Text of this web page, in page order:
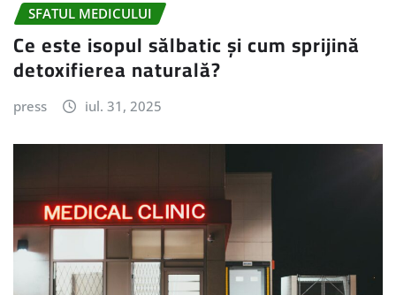
SFATUL MEDICULUI
Ce este isopul sălbatic și cum sprijină
detoxifierea naturală?
press iul. 31, 2025